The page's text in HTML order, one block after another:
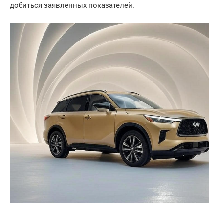
добиться заявленных показателей.